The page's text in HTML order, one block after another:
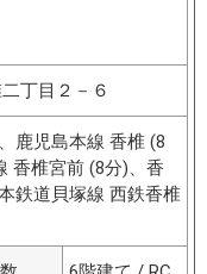
丁目２－６
鹿児島本線 香椎 (8
香椎宮前 (8分)、香
鉄道貝塚線 西鉄香椎